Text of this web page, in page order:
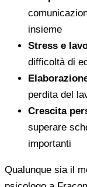
insieme
Stress e
difficoltà di
perdita del
Crescita
superare
importanti
Qualunque sia il